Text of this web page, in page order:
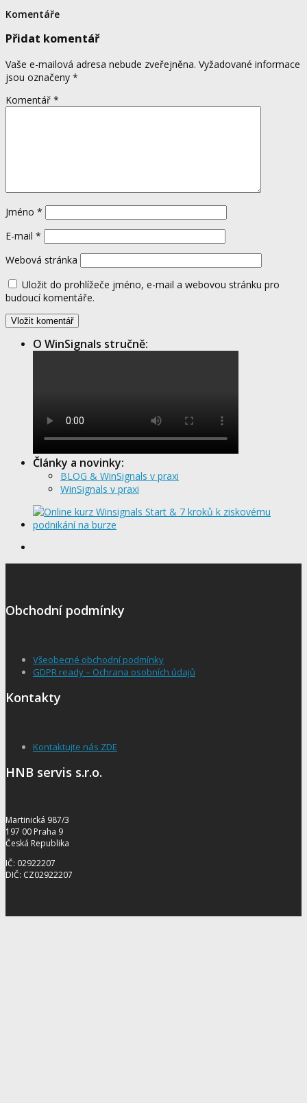
Komentáře
Přidat komentář
Vaše e-mailová adresa nebude zveřejněna. Vyžadované informace
jsou označeny *
Komentář *
Jméno *
E-mail *
Webová stránka
Uložit do prohlížeče jméno, e-mail a webovou stránku pro
budoucí komentáře.
O WinSignals stručně:
Články a novinky:
BLOG & WinSignals v praxi
WinSignals v praxi
Obchodní podmínky
Všeobecné obchodní podmínky
GDPR ready – Ochrana osobních údajů
Kontakty
Kontaktujte nás ZDE
HNB servis s.r.o.
Martinická 987/3
197 00 Praha 9
Česká Republika
IČ: 02922207
DIČ: CZ02922207